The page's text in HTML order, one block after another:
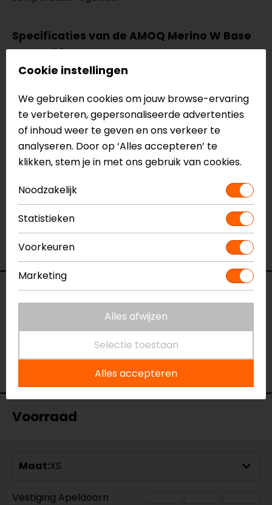
Specificaties van de AMOQ Merino W Base
Layer Shirt
Thermoshirt
Anti-bacterieel en vochtafdrijvend
Meer informatie nodig?
Heb je meer informatie nodig over dit product?
Neem dancontact met ons op of kom langs in één
in Breda, Capelle aan den IJssel,
Eindhoven, Vianen of Apeldoorn. In de winkels kun je
het product bekijken & passen en staan onze
verkoopmedewerkers voor je klaar met advies.
Bekijk onze andere
Specificaties
Merino W Base Layer Thermoshirt
645-23130296
Merk
AMOQ
Grijs-Roze
Voorraad
Maat:XS
Vestiging Apeldoorn
Cookie instellingen
We gebruiken cookies om jouw browse-ervaring
te verbeteren, gepersonaliseerde advertenties
of inhoud weer te geven en ons verkeer te
analyseren. Door op ‘Alles accepteren’ te
klikken, stem je in met ons gebruik van cookies.
Noodzakelijk
Statistieken
Voorkeuren
Marketing
Alles afwijzen
Selectie toestaan
Alles accepteren